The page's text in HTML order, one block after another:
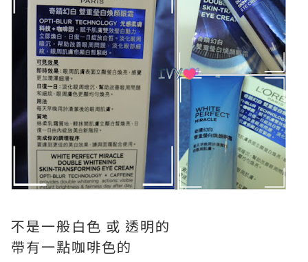
不是一般白色 或 透明的
帶有一點咖啡色的